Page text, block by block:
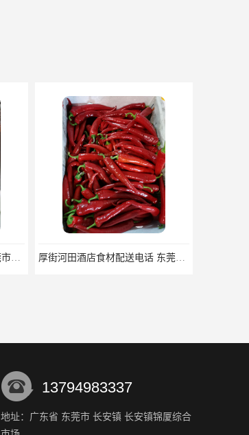
石岩镇工厂食堂承包电话 东莞市食安膳食管理服务有限公司 厚街河田酒店食材配送电话 东莞市食安膳食管理服务有限公司
13794983337
地址：广东省 东莞市 长安镇 长安镇锦厦综合